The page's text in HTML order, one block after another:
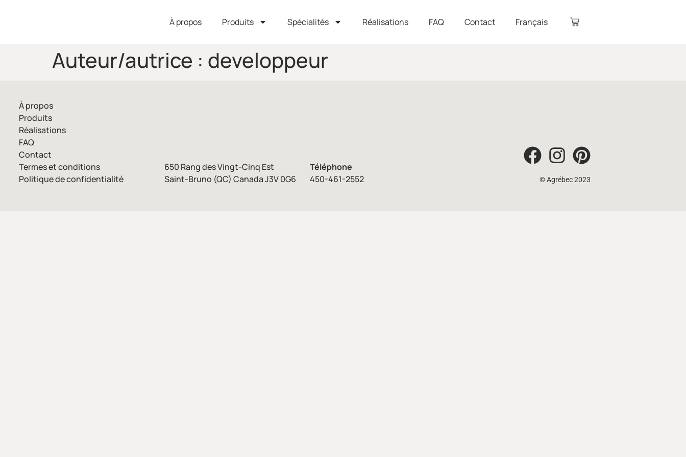
À propos Produits Spécialités Réalisations FAQ Contact Français
Auteur/autrice : developpeur
À propos
Produits
Réalisations
FAQ
Contact
Termes et conditions
Politique de confidentialité
650 Rang des Vingt-Cinq Est
Saint-Bruno (QC) Canada J3V 0G6
Téléphone
450-461-2552
© Agrébec 2023